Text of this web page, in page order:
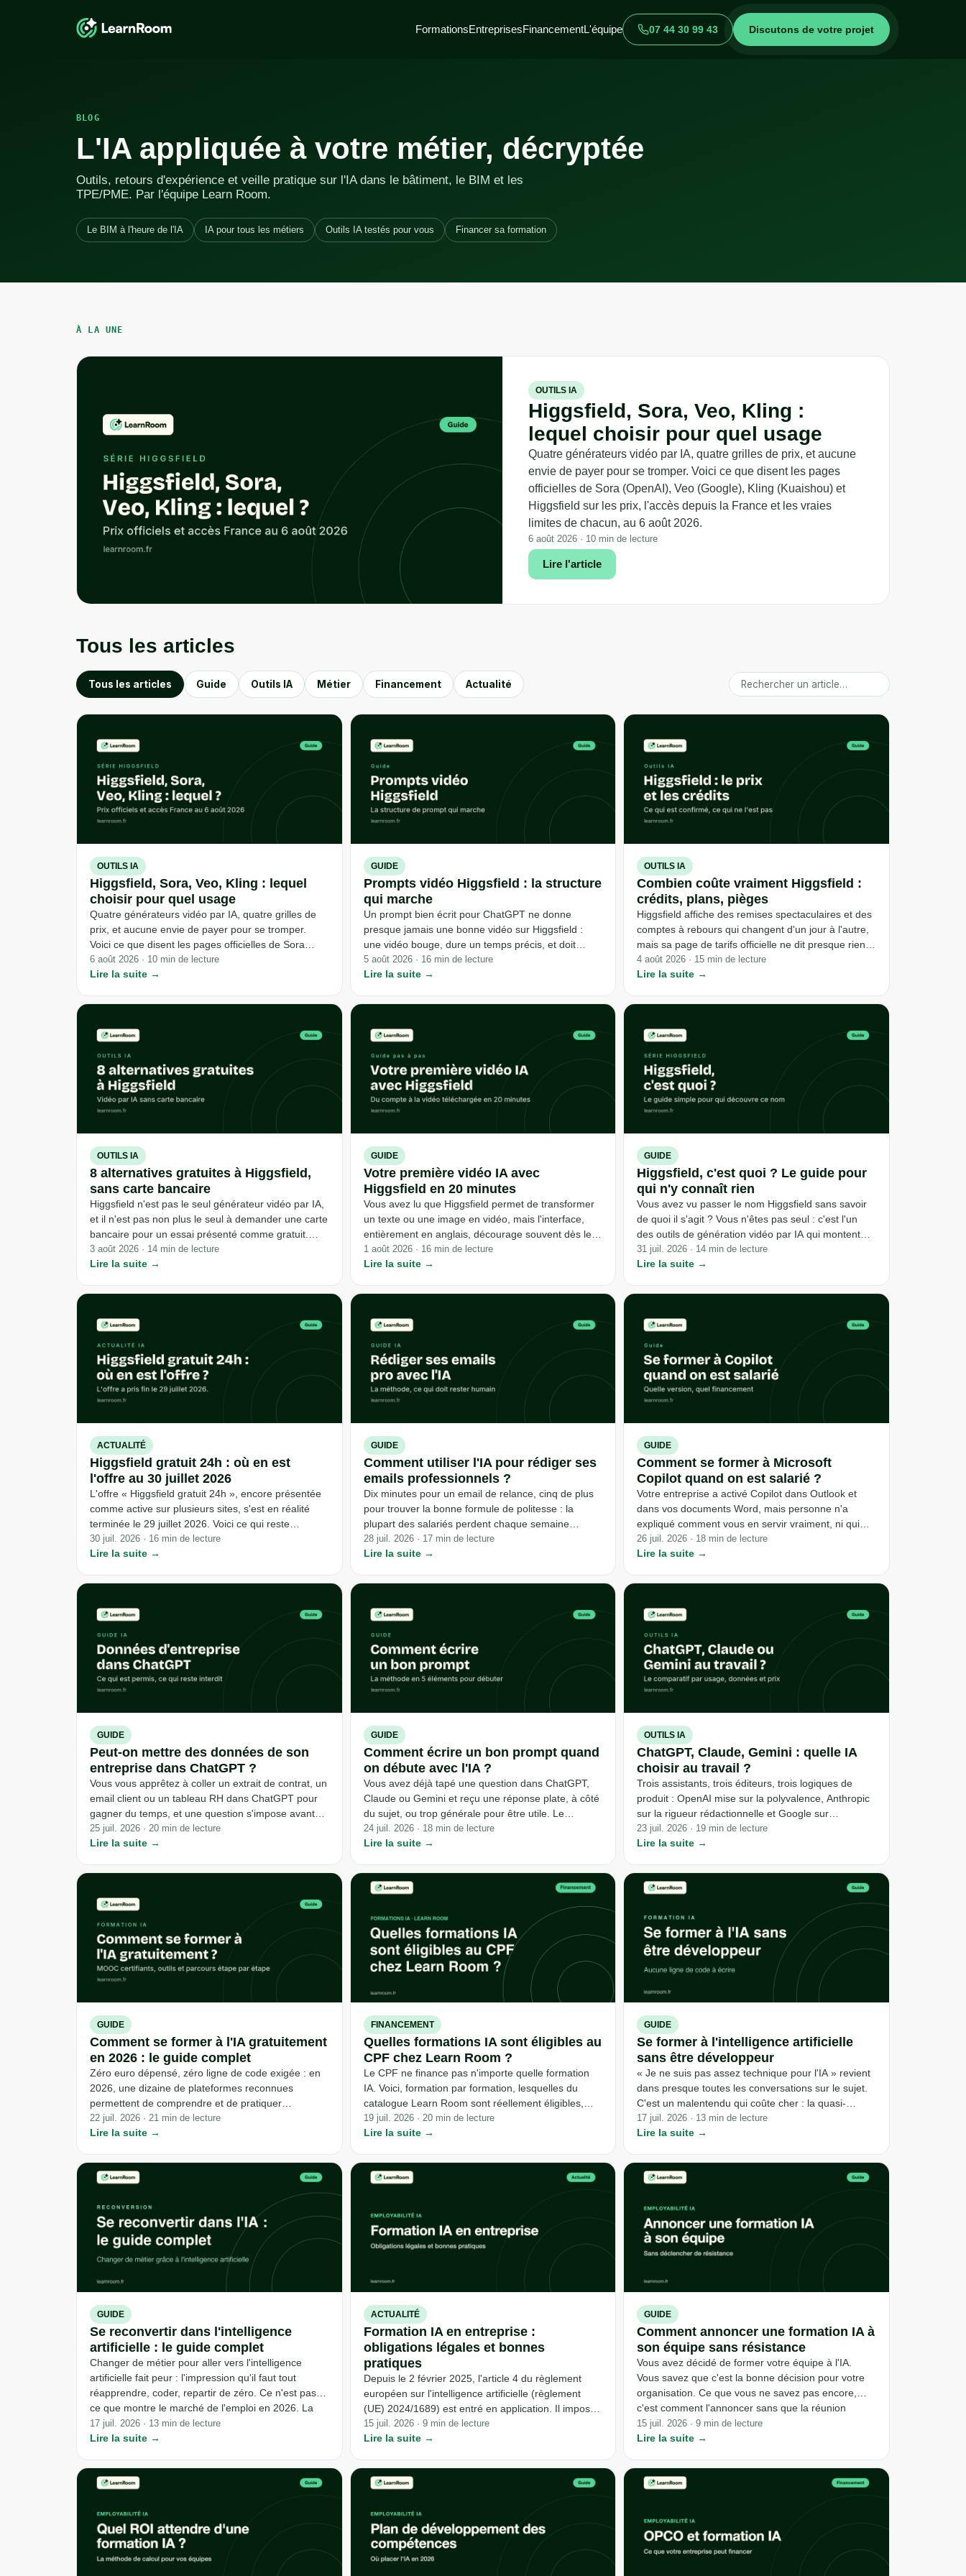
FormationsEntreprisesFinancementL'équipe 07 44 30 99 43 Discutons de votre projet
BLOG
L'IA appliquée à votre métier, décryptée
Outils, retours d'expérience et veille pratique sur l'IA dans le bâtiment, le BIM et les
TPE/PME. Par l'équipe Learn Room.
Le BIM à l'heure de l'IA IA pour tous les métiers Outils IA testés pour vous Financer sa formation
À LA UNE
OUTILS IA
Higgsfield, Sora, Veo, Kling :
lequel choisir pour quel usage
Quatre générateurs vidéo par IA, quatre grilles de prix, et aucune
envie de payer pour se tromper. Voici ce que disent les pages
officielles de Sora (OpenAI), Veo (Google), Kling (Kuaishou) et
Higgsfield sur les prix, l'accès depuis la France et les vraies
limites de chacun, au 6 août 2026.
6 août 2026 · 10 min de lecture
Lire l'article
Tous les articles
Tous les articles Guide Outils IA Métier Financement Actualité
OUTILS IA
Higgsfield, Sora, Veo, Kling : lequel
choisir pour quel usage
Quatre générateurs vidéo par IA, quatre grilles de
prix, et aucune envie de payer pour se tromper.
Voici ce que disent les pages officielles de Sora
(OpenAI), Veo (Google), Kling (Kuaishou) et
Higgsfield sur les prix, l'accès depuis la France et
6 août 2026 · 10 min de lecture
Lire la suite →
GUIDE
Prompts vidéo Higgsfield : la structure
qui marche
Un prompt bien écrit pour ChatGPT ne donne
presque jamais une bonne vidéo sur Higgsfield :
une vidéo bouge, dure un temps précis, et doit
parfois garder le même visage d'un plan à l'autre,
trois contraintes qu'un prompt de texte classique n'a
documentation officielle de l'éditeur répète d'un
durée, cohérence de personnage et image de
5 août 2026 · 16 min de lecture
Lire la suite →
OUTILS IA
Combien coûte vraiment Higgsfield :
crédits, plans, pièges
Higgsfield affiche des remises spectaculaires et des
comptes à rebours qui changent d'un jour à l'autre,
mais sa page de tarifs officielle ne dit presque rien :
elle est intégralement générée en JavaScript,
invisible pour quiconque cherche un prix sans ouvrir
sur les plans, les crédits et leurs pièges, au 4 août
4 août 2026 · 15 min de lecture
Lire la suite →
OUTILS IA
8 alternatives gratuites à Higgsfield,
sans carte bancaire
Higgsfield n'est pas le seul générateur vidéo par IA,
et il n'est pas non plus le seul à demander une carte
bancaire pour un essai présenté comme gratuit.
Huit outils vérifiés un par un le 3 août 2026, sur
leurs pages officielles, restent réellement
limites de quota, de filigrane et de résolution.
3 août 2026 · 14 min de lecture
Lire la suite →
GUIDE
Votre première vidéo IA avec
Higgsfield en 20 minutes
Vous avez lu que Higgsfield permet de transformer
un texte ou une image en vidéo, mais l'interface,
entièrement en anglais, décourage souvent dès le
premier clic. Ce guide détaille chaque étape réelle,
telle que documentée par l'éditeur, de la création du
sans rien inventer de ce que nous n'avons pas testé
1 août 2026 · 16 min de lecture
Lire la suite →
GUIDE
Higgsfield, c'est quoi ? Le guide pour
qui n'y connaît rien
Vous avez vu passer le nom Higgsfield sans savoir
de quoi il s'agit ? Vous n'êtes pas seul : c'est l'un
des outils de génération vidéo par IA qui montent
vite en 2026, sans que grand-monde n'explique
simplement ce qu'il fait. Voici une présentation
Higgsfield avant d'aller plus loin.
31 juil. 2026 · 14 min de lecture
Lire la suite →
ACTUALITÉ
Higgsfield gratuit 24h : où en est
l'offre au 30 juillet 2026
L'offre « Higgsfield gratuit 24h », encore présentée
comme active sur plusieurs sites, s'est en réalité
terminée le 29 juillet 2026. Voici ce qui reste
vraiment accessible sans payer, et comment ne plus
se faire avoir par un compte à rebours qui ne
30 juil. 2026 · 16 min de lecture
Lire la suite →
GUIDE
Comment utiliser l'IA pour rédiger ses
emails professionnels ?
Dix minutes pour un email de relance, cinq de plus
pour trouver la bonne formule de politesse : la
plupart des salariés perdent chaque semaine
plusieurs heures sur des messages qui ne
demandent aucune réflexion nouvelle, seulement
ce calcul, à condition de ne pas lui déléguer ce qui
avec le destinataire, et la vérification finale.
28 juil. 2026 · 17 min de lecture
Lire la suite →
GUIDE
Comment se former à Microsoft
Copilot quand on est salarié ?
Votre entreprise a activé Copilot dans Outlook et
dans vos documents Word, mais personne n'a
expliqué comment vous en servir vraiment, ni qui
paie quoi si vous voulez aller plus loin. Entre la
version gratuite, celle incluse dans votre licence
supplémentaire, la confusion démarre souvent
26 juil. 2026 · 18 min de lecture
Lire la suite →
GUIDE
Peut-on mettre des données de son
entreprise dans ChatGPT ?
Vous vous apprêtez à coller un extrait de contrat, un
email client ou un tableau RH dans ChatGPT pour
gagner du temps, et une question s'impose avant
de cliquer sur envoyer : a-t-on le droit de faire ça ?
La réponse n'est ni un oui franc ni un non
de l'outil que vous utilisez, le type de donnée que
entreprise a (ou n'a pas) encadré.
25 juil. 2026 · 20 min de lecture
Lire la suite →
GUIDE
Comment écrire un bon prompt quand
on débute avec l'IA ?
Vous avez déjà tapé une question dans ChatGPT,
Claude ou Gemini et reçu une réponse plate, à côté
du sujet, ou trop générale pour être utile. Le
problème vient rarement du modèle : il vient
presque toujours du prompt, cette instruction en
24 juil. 2026 · 18 min de lecture
Lire la suite →
OUTILS IA
ChatGPT, Claude, Gemini : quelle IA
choisir au travail ?
Trois assistants, trois éditeurs, trois logiques de
produit : OpenAI mise sur la polyvalence, Anthropic
sur la rigueur rédactionnelle et Google sur
l'intégration à ses propres outils bureautiques. Le
bon choix dépend moins de la puissance brute que
de travail.
23 juil. 2026 · 19 min de lecture
Lire la suite →
GUIDE
Comment se former à l'IA gratuitement
en 2026 : le guide complet
Zéro euro dépensé, zéro ligne de code exigée : en
2026, une dizaine de plateformes reconnues
permettent de comprendre et de pratiquer
l'intelligence artificielle sans sortir la carte bancaire.
Reste à savoir lesquelles choisir, dans quel ordre, et
22 juil. 2026 · 21 min de lecture
Lire la suite →
FINANCEMENT
Quelles formations IA sont éligibles au
CPF chez Learn Room ?
Le CPF ne finance pas n'importe quelle formation
IA. Voici, formation par formation, lesquelles du
catalogue Learn Room sont réellement éligibles,
combien ça coûte et comment choisir la vôtre.
19 juil. 2026 · 20 min de lecture
Lire la suite →
GUIDE
Se former à l'intelligence artificielle
sans être développeur
« Je ne suis pas assez technique pour l'IA » revient
dans presque toutes les conversations sur le sujet.
C'est un malentendu qui coûte cher : la quasi-
totalité des outils IA utilisés en entreprise en 2026
se pilotent en langage naturel, pas en code. Voici ce
la place.
17 juil. 2026 · 13 min de lecture
Lire la suite →
GUIDE
Se reconvertir dans l'intelligence
artificielle : le guide complet
Changer de métier pour aller vers l'intelligence
artificielle fait peur : l'impression qu'il faut tout
réapprendre, coder, repartir de zéro. Ce n'est pas
ce que montre le marché de l'emploi en 2026. La
plupart des métiers liés à l'IA aujourd'hui se
construisent sur un socle professionnel déjà acquis,
17 juil. 2026 · 13 min de lecture
Lire la suite →
ACTUALITÉ
Formation IA en entreprise :
obligations légales et bonnes
pratiques
Depuis le 2 février 2025, l'article 4 du règlement
européen sur l'intelligence artificielle (règlement
(UE) 2024/1689) est entré en application. Il impose
à toute organisation qui utilise des systèmes d'IA
dans son activité de prendre des mesures pour que
maîtrise de l'IA. Ce que cela signifie concrètement -
et comment y répondre par la formation pas à pas -
fraîcheur : ce sujet évolue rapidement. Les
informations ci-dessous ont été vérifiées sur
sources primaires (Journal officiel de l'UE,
artificialintelligenceact.eu) en juillet 2026 ; les textes
15 juil. 2026 · 9 min de lecture
Lire la suite →
GUIDE
Comment annoncer une formation IA à
son équipe sans résistance
Vous avez décidé de former votre équipe à l'IA.
Vous savez que c'est la bonne décision pour votre
organisation. Ce que vous ne savez pas encore,
c'est comment l'annoncer sans que la réunion
tourne autour des suppressions de postes et de
l'avenir de chacun. La conduite du changement IA
formation : elle commence au moment où vous
choisissez vos mots.
15 juil. 2026 · 9 min de lecture
Lire la suite →